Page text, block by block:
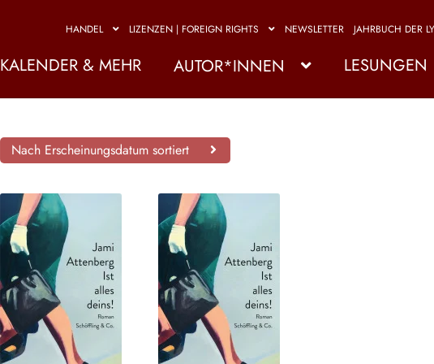
HANDEL LIZENZEN | FOREIGN RIGHTS NEWSLETTER JAHRBUCH DER
KALENDER & MEHR AUTOR*INNEN LESUNGEN
Nach Erscheinungsdatum sortiert